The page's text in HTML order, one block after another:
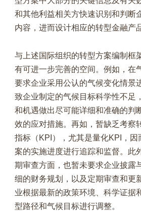
和其他利益相关方快速识别和判断
内容，进而设计相应的转型金融产
与上述国际组织的转型方案编制框
有可进一步完善的空间。例如，在
要求企业采用公认的气候变化情景
致企业制定的气候目标科学性不足
和机遇做出尽可能详细和准确的判
效的应对措施。再如，暂缺乏考察
指标（KPI），尤其是量化KPI，因
案的实施进度进行追踪和监督。此
期审查方面，也暂未要求企业披露
细的财务规划，以及定期审查和更
业根据最新的政策环境、科学证据
型路径和气候目标进行调整。